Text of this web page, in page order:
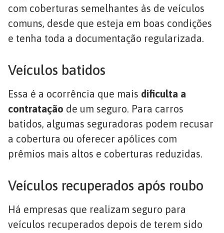
com coberturas semelhantes às de veículos
comuns, desde que esteja em boas condições
e tenha toda a documentação regularizada.
Veículos batidos
Essa é a ocorrência que mais dificulta a
contratação de um seguro. Para carros
batidos, algumas seguradoras podem recusar
a cobertura ou oferecer apólices com
prêmios mais altos e coberturas reduzidas.
Veículos recuperados após roubo
Há empresas que realizam seguro para
veículos recuperados depois de terem sido